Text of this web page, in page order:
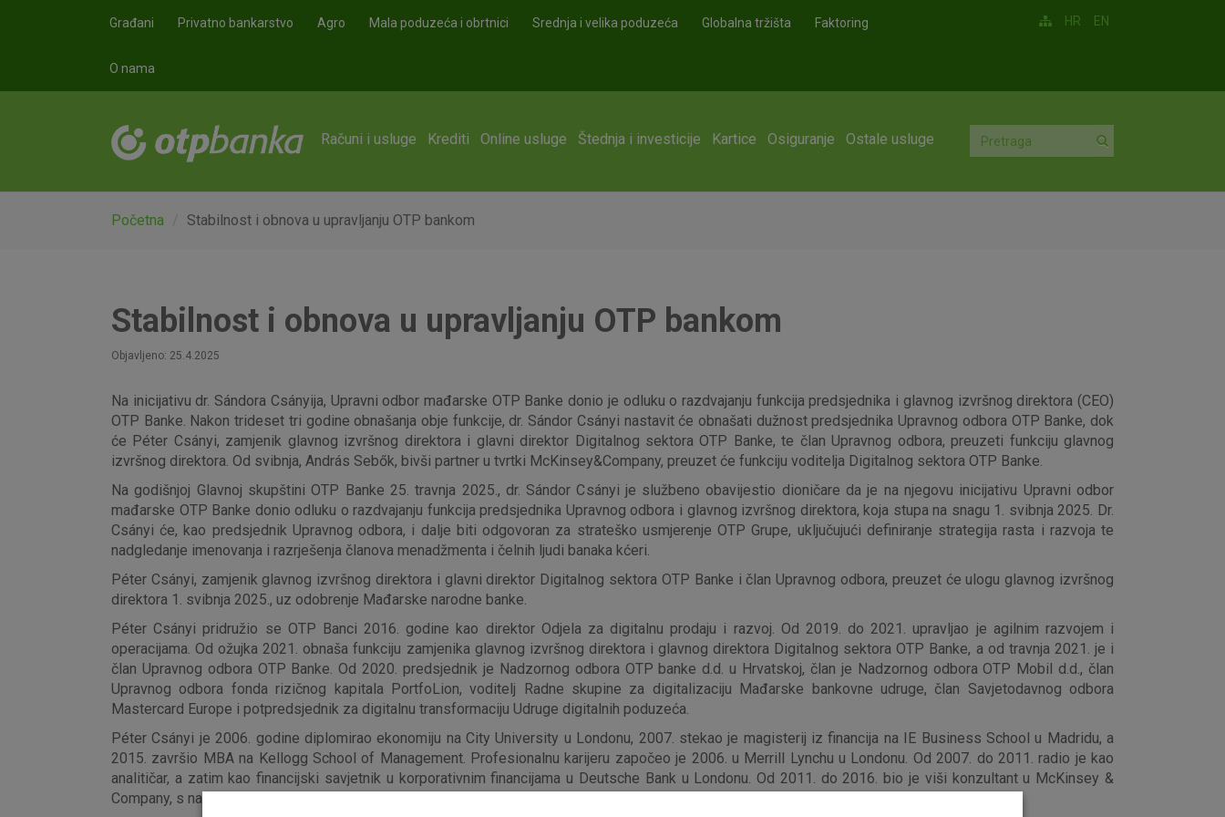
Građani Privatno bankarstvo Agro Mala poduzeća i obrtnici Srednja i velika poduzeća Globalna tržišta Faktoring
O nama
HR EN
Računi i usluge Krediti Online usluge Štednja i investicije Kartice Osiguranje Ostale usluge
Početna Stabilnost i obnova u upravljanju OTP bankom
Stabilnost i obnova u upravljanju OTP bankom
Objavljeno: 25.4.2025
Na inicijativu dr. Sándora Csányija, Upravni odbor mađarske OTP Banke donio je odluku o razdvajanju funkcija predsjednika i glavnog izvršnog direktora (CEO)
OTP Banke. Nakon trideset tri godine obnašanja obje funkcije, dr. Sándor Csányi nastavit će obnašati dužnost predsjednika Upravnog odbora OTP Banke, dok
će Péter Csányi, zamjenik glavnog izvršnog direktora i glavni direktor Digitalnog sektora OTP Banke, te član Upravnog odbora, preuzeti funkciju glavnog
izvršnog direktora. Od svibnja, András Sebők, bivši partner u tvrtki McKinsey&Company, preuzet će funkciju voditelja Digitalnog sektora OTP Banke.
Na godišnjoj Glavnoj skupštini OTP Banke 25. travnja 2025., dr. Sándor Csányi je službeno obavijestio dioničare da je na njegovu inicijativu Upravni odbor
mađarske OTP Banke donio odluku o razdvajanju funkcija predsjednika Upravnog odbora i glavnog izvršnog direktora, koja stupa na snagu 1. svibnja 2025. Dr.
Csányi će, kao predsjednik Upravnog odbora, i dalje biti odgovoran za strateško usmjerenje OTP Grupe, uključujući definiranje strategija rasta i razvoja te
nadgledanje imenovanja i razrješenja članova menadžmenta i čelnih ljudi banaka kćeri.
Péter Csányi, zamjenik glavnog izvršnog direktora i glavni direktor Digitalnog sektora OTP Banke i član Upravnog odbora, preuzet će ulogu glavnog izvršnog
direktora 1. svibnja 2025., uz odobrenje Mađarske narodne banke.
Péter Csányi pridružio se OTP Banci 2016. godine kao direktor Odjela za digitalnu prodaju i razvoj. Od 2019. do 2021. upravljao je agilnim razvojem i
operacijama. Od ožujka 2021. obnaša funkciju zamjenika glavnog izvršnog direktora i glavnog direktora Digitalnog sektora OTP Banke, a od travnja 2021. je i
član Upravnog odbora OTP Banke. Od 2020. predsjednik je Nadzornog odbora OTP banke d.d. u Hrvatskoj, član je Nadzornog odbora OTP Mobil d.d., član
Upravnog odbora fonda rizičnog kapitala PortfoLion, voditelj Radne skupine za digitalizaciju Mađarske bankovne udruge, član Savjetodavnog odbora
Mastercard Europe i potpredsjednik za digitalnu transformaciju Udruge digitalnih poduzeća.
Péter Csányi je 2006. godine diplomirao ekonomiju na City University u Londonu, 2007. stekao je magisterij iz financija na IE Business School u Madridu, a
2015. završio MBA na Kellogg School of Management. Profesionalnu karijeru započeo je 2006. u Merrill Lynchu u Londonu. Od 2007. do 2011. radio je kao
analitičar, a zatim kao financijski savjetnik u korporativnim financijama u Deutsche Bank u Londonu. Od 2011. do 2016. bio je viši konzultant u McKinsey &
Company, s naglaskom na projekte u bankarskom sektoru.